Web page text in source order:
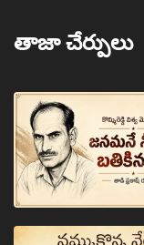
తాజా చేర్పులు